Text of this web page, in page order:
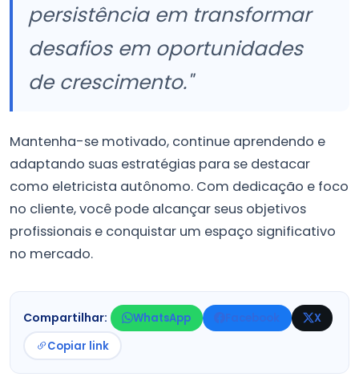
persistência em transformar
desafios em oportunidades
de crescimento."
Mantenha-se motivado, continue aprendendo e
adaptando suas estratégias para se destacar
como eletricista autônomo. Com dedicação e foco
no cliente, você pode alcançar seus objetivos
profissionais e conquistar um espaço significativo
no mercado.
Compartilhar: WhatsApp Facebook
X
Copiar link